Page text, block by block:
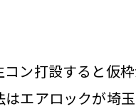
ン打設すると仮
エアロックが埼